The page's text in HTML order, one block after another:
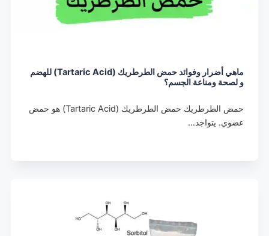
ماهي أضرار وفوائد حمض الطرطريك (Tartaric Acid) للهضم
و لصحة ومناعة الجسم؟
حمض الطرطريك حمض الطرطريك (Tartaric Acid) هو حمض
عضوي. يتواجد…